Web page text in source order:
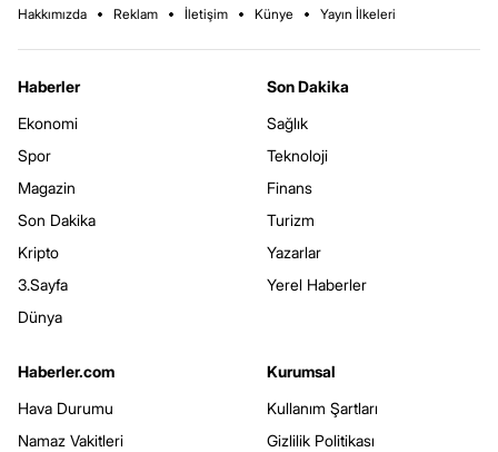
Hakkımızda Reklam İletişim Künye Yayın İlkeleri
Haberler
Ekonomi
Spor
Magazin
Son Dakika
Kripto
3.Sayfa
Dünya
Son Dakika
Sağlık
Teknoloji
Finans
Turizm
Yazarlar
Yerel Haberler
Haberler.com
Hava Durumu
Namaz Vakitleri
Kurumsal
Kullanım Şartları
Gizlilik Politikası